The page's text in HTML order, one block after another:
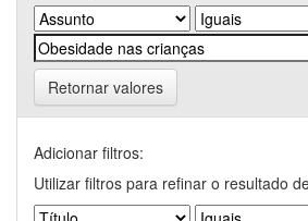
Retornar valores
Adicionar filtros:
Utilizar filtros para refinar o resultado